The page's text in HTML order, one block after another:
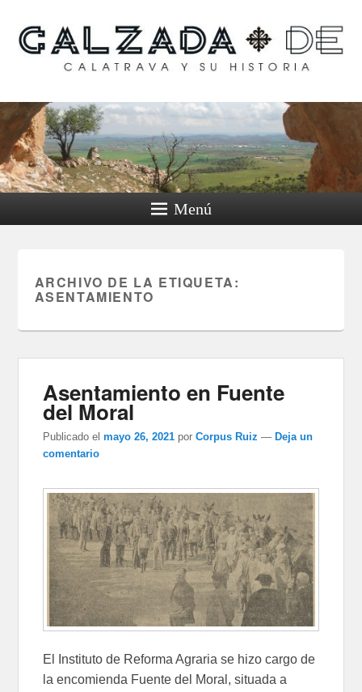
Calzada de Calatrava y
su historia
Menú
ARCHIVO DE LA ETIQUETA:
ASENTAMIENTO
Asentamiento en Fuente
del Moral
Publicado el mayo 26, 2021 porCorpus Ruiz — Deja un
comentario
El Instituto de Reforma Agraria se hizo cargo de
la encomienda Fuente del Moral, situada a